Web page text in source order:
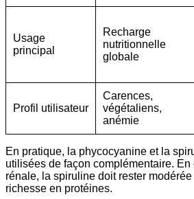
Usage
principal
Recharge
nutritionnelle
globale
Profil utilisateur
Carences,
végétaliens,
anémie
En pratique, la phycocyanine et la
utilisées de façon complémentaire. En
rénale, la spiruline doit rester
richesse en protéines.